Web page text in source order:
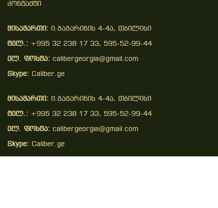
Კონტაქტი
მისამართი: ი.გაგარინის 4-4ა, თბილისი
ტელ.: +995 32 238 17 33, 595-52-99-44
ელ. ფოსტა: calibergeorgia@gmail.com
Skype: Caliber.ge
მისამართი: ი.გაგარინის 4-4ა, თბილისი
ტელ.: +995 32 238 17 33, 595-52-99-44
ელ. ფოსტა: calibergeorgia@gmail.com
Skype: Caliber.ge